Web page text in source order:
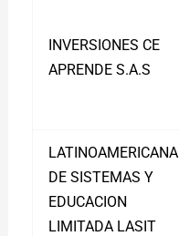
INVERSIONES CE
APRENDE S.A.S
LATINOAMERICANA
DE SISTEMAS Y
EDUCACION
LIMITADA LASIT